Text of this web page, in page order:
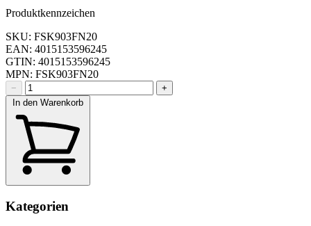
Produktkennzeichen
SKU: FSK903FN20
EAN: 4015153596245
GTIN: 4015153596245
MPN: FSK903FN20
−
+
In den Warenkorb
Kategorien